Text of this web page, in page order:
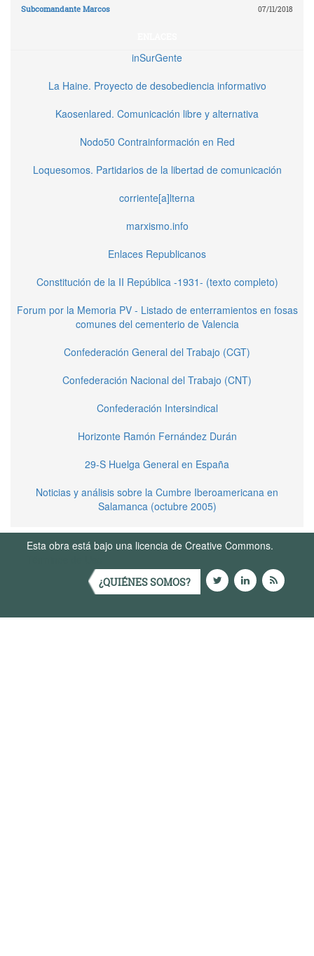
Subcomandante Marcos 07/11/2018
inSurGente
La Haine. Proyecto de desobediencia informativo
Kaosenlared. Comunicación libre y alternativa
Nodo50 Contrainformación en Red
Loquesomos. Partidarios de la libertad de comunicación
corriente[a]lterna
marxismo.info
Enlaces Republicanos
Constitución de la II República -1931- (texto completo)
Forum por la Memoria PV - Listado de enterramientos en fosas
comunes del cementerio de Valencia
Confederación General del Trabajo (CGT)
Confederación Nacional del Trabajo (CNT)
Confederación Intersindical
Horizonte Ramón Fernández Durán
29-S Huelga General en España
Noticias y análisis sobre la Cumbre Iberoamericana en
Salamanca (octubre 2005)
Esta obra está bajo una licencia de Creative Commons.
¿QUIÉNES SOMOS?